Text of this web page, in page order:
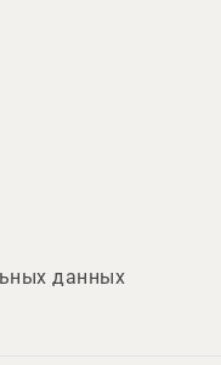
данных